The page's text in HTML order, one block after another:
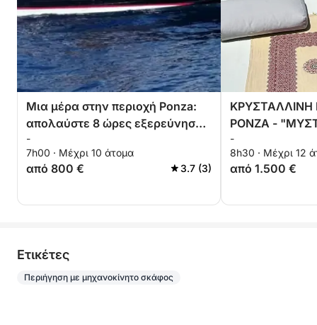
Μια μέρα στην περιοχή Ponza:
απολαύστε 8 ώρες εξερεύνησης
σε ένα μηχανοκίνητο σκάφος.
-
7h00 · Μέχρι 10 άτομα
από 800 € 3.7 (3)
ΚΡΥΣΤΑΛΛΙΝΗ
PONZA -
ΚΑΙ ΤΥΡΚΟΥΑΖ
-
8h30 · Μέχρι 12
από 1.500 €
Eτικέτες
Περιήγηση με μηχανοκίνητο σκάφος